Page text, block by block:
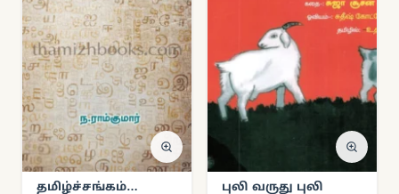
தமிழ்ச்சங்கம்
புலி வருது புலி